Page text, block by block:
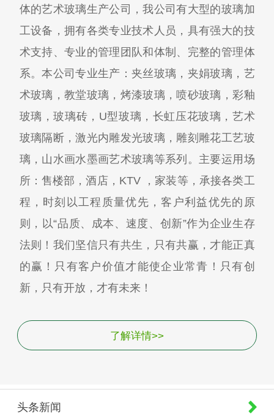
体的艺术玻璃生产公司，我公司有大型的玻璃加
工设备，拥有各类专业技术人员，具有强大的技
术支持、专业的管理团队和体制、完整的管理体
系。本公司专业生产：夹丝玻璃，夹娟玻璃，艺
术玻璃，教堂玻璃，烤漆玻璃，喷砂玻璃，彩釉
玻璃，玻璃砖，U型玻璃，长虹压花玻璃，艺术
玻璃隔断，激光内雕发光玻璃，雕刻雕花工艺玻
璃，山水画水墨画艺术玻璃等系列。主要运用场
所：售楼部，酒店，KTV ，家装等，承接各类工
程，时刻以工程质量优先，客户利益优先的原
则，以“品质、成本、速度、创新”作为企业生存
法则！我们坚信只有共生，只有共赢，才能正真
的赢！只有客户价值才能使企业常青！只有创
新，只有开放，才有未来！
了解详情>>
头条新闻